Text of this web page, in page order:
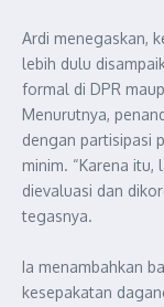
Ardi menegaskan,
lebih dulu
formal di DPR
Menurutnya,
dengan partisipasi
minim. “Karena
dievaluasi dan
tegasnya.
Ia menambahkan
kesepakatan